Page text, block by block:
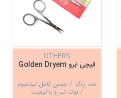
OTHERS
قیچی ابرو Golden Dryem
ضد زنگ / جنس کامل تیتانیوم
/ نوک تیز و باکیفیت